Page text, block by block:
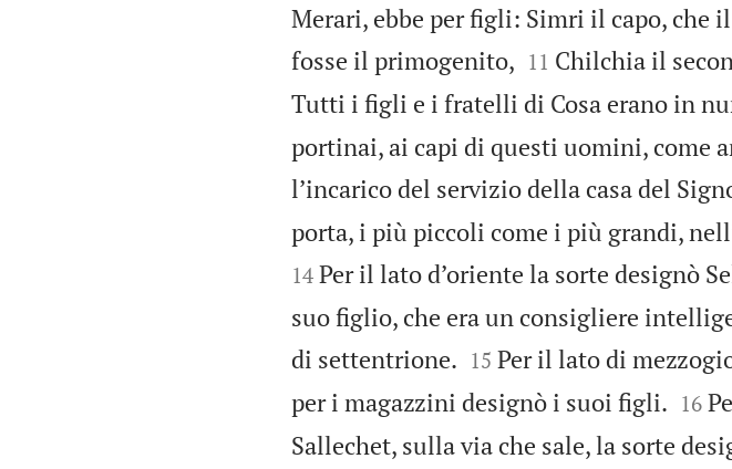
Merari, ebbe per figli: Simri il capo, che
fosse il primogenito,
11 Chilchia il
Tutti i figli e i fratelli di Cosa erano in
portinai, ai capi di questi uomini, come
l’incarico del servizio della casa del
porta, i più piccoli come i più grandi,
14 Per il lato d’oriente la sorte designò
suo figlio, che era un consigliere
di settentrione.
15 Per il lato di
per i magazzini designò i suoi figli.
16
Sallechet, sulla via che sale, la sorte